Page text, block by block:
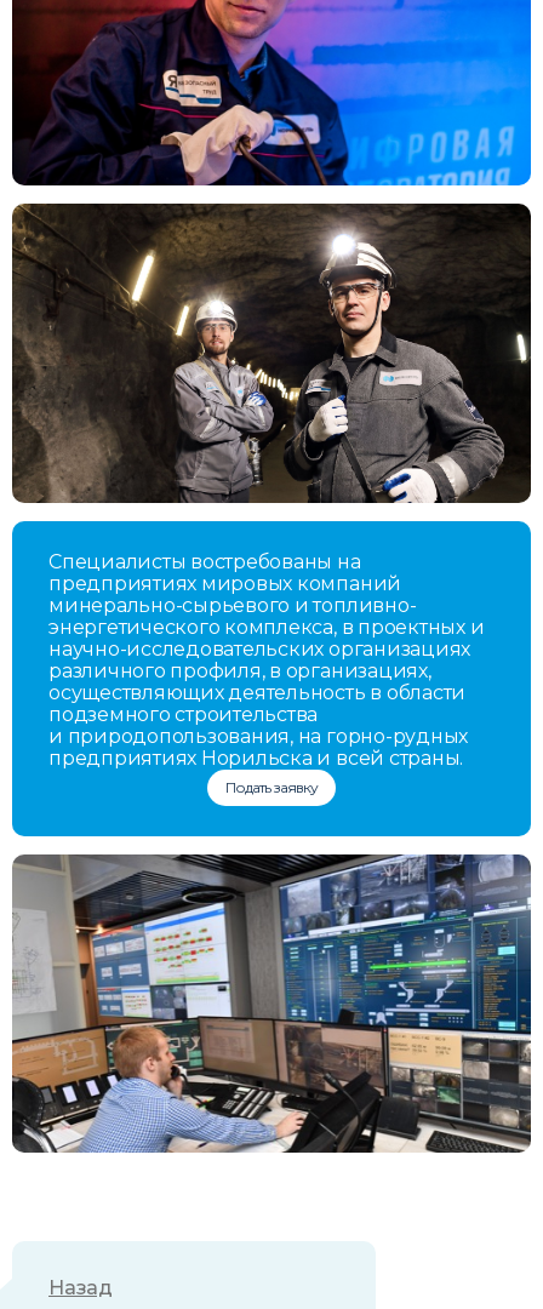
Специалисты востребованы на
предприятиях мировых компаний
минерально-сырьевого и топливно-
энергетического комплекса, в проектных и
научно-исследовательских организациях
различного профиля, в организациях,
осуществляющих деятельность в области
подземного строительства
и природопользования, на горно-рудных
предприятиях Норильска и всей страны.
Подать заявку
Назад